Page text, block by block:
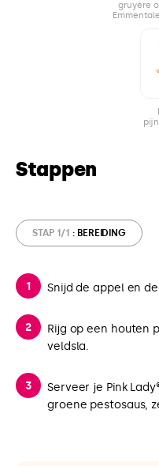
gruyère
Stappen
STAP 1/1 : BEREIDING
Snijd de appel en
Rijg op een houten
veldsla.
Serveer je Pink
groene pestosaus,